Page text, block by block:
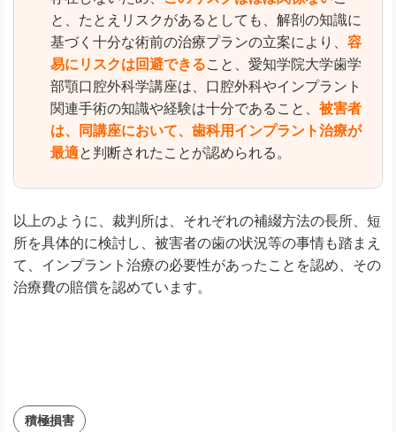
と、たとえリスクがあるとしても、解剖の知識に
基づく十分な術前の治療プランの立案により、 容
易にリスクは回避できること、愛知学院大学歯学
部顎口腔外科学講座は、口腔外科やインプラント
関連手術の知識や経験は十分であること、 被害者
は、同講座において、歯科用インプラント治療が
最適と判断されたことが認められる。
以上のように、裁判所は、それぞれの補綴方法の長所、短
所を具体的に検討し、被害者の歯の状況等の事情も踏まえ
て、インプラント治療の必要性があったことを認め、その
治療費の賠償を認めています。
積極損害